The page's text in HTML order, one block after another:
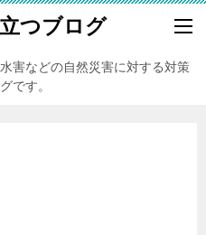
つブログ
害などの自然災害に対する対策
です。